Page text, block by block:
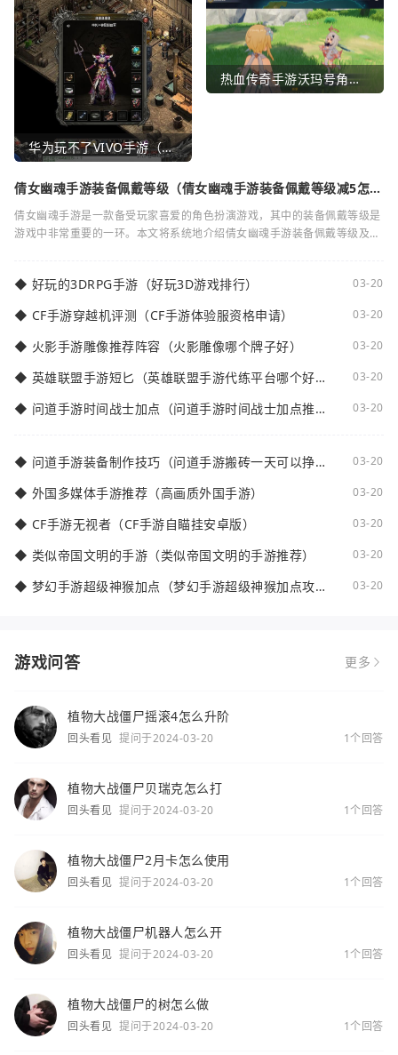
华为玩不了VIVO手游（华为玩不了VIVO手游怎么办）
热血传奇手游沃玛号角（热血传奇沃玛装备隐藏属性）
倩女幽魂手游装备佩戴等级（倩女幽魂手游装备佩戴等级减5怎么
倩女幽魂手游是一款备受玩家喜爱的角色扮演游戏，其中的装备佩戴等级是
游戏中非常重要的一环。本文将系统地介绍倩女幽魂手游装备佩戴等级及其
◆ 好玩的3DRPG手游（好玩3D游戏排行） 03-20
◆ CF手游穿越机评测（CF手游体验服资格申请） 03-20
◆ 火影手游雕像推荐阵容（火影雕像哪个牌子好） 03-20
◆ 英雄联盟手游短匕（英雄联盟手游代练平台哪个好
03-20
◆ 问道手游时间战士加点（问道手游时间战士加点推
03-20
◆ 问道手游装备制作技巧（问道手游搬砖一天可以挣多
03-20
◆ 外国多媒体手游推荐（高画质外国手游） 03-20
◆ CF手游无视者（CF手游自瞄挂安卓版） 03-20
◆ 类似帝国文明的手游（类似帝国文明的手游推荐） 03-20
◆ 梦幻手游超级神猴加点（梦幻手游超级神猴加点攻
03-20
游戏问答 更多
植物大战僵尸摇滚4怎么升阶
回头看见 提问于2024-03-20 1个回答
植物大战僵尸贝瑞克怎么打
回头看见 提问于2024-03-20 1个回答
植物大战僵尸2月卡怎么使用
回头看见 提问于2024-03-20 1个回答
植物大战僵尸机器人怎么开
回头看见 提问于2024-03-20 1个回答
植物大战僵尸的树怎么做
回头看见 提问于2024-03-20 1个回答